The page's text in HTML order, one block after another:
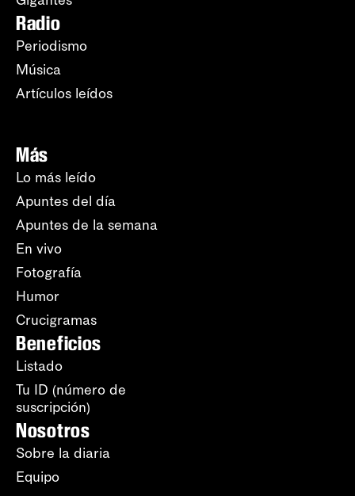
Radio
Periodismo
Música
Artículos leídos
Más
Lo más leído
Apuntes del día
Apuntes de la semana
En vivo
Fotografía
Humor
Crucigramas
Beneficios
Listado
Tu ID (número de
suscripción)
Nosotros
Sobre la diaria
Equipo